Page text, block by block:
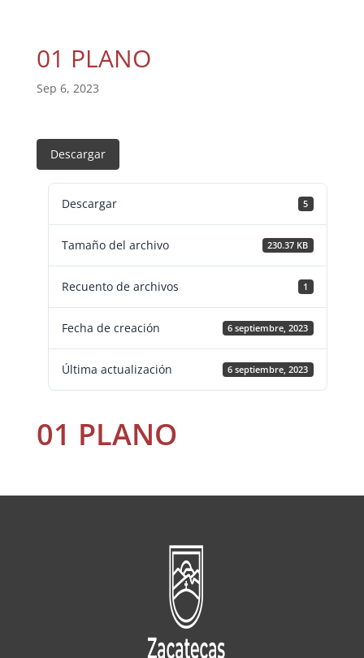
01 PLANO
Sep 6, 2023
Descargar
Descargar 5
Tamaño del archivo 230.37 KB
Recuento de archivos 1
Fecha de creación 6 septiembre, 2023
Última actualización 6 septiembre, 2023
01 PLANO